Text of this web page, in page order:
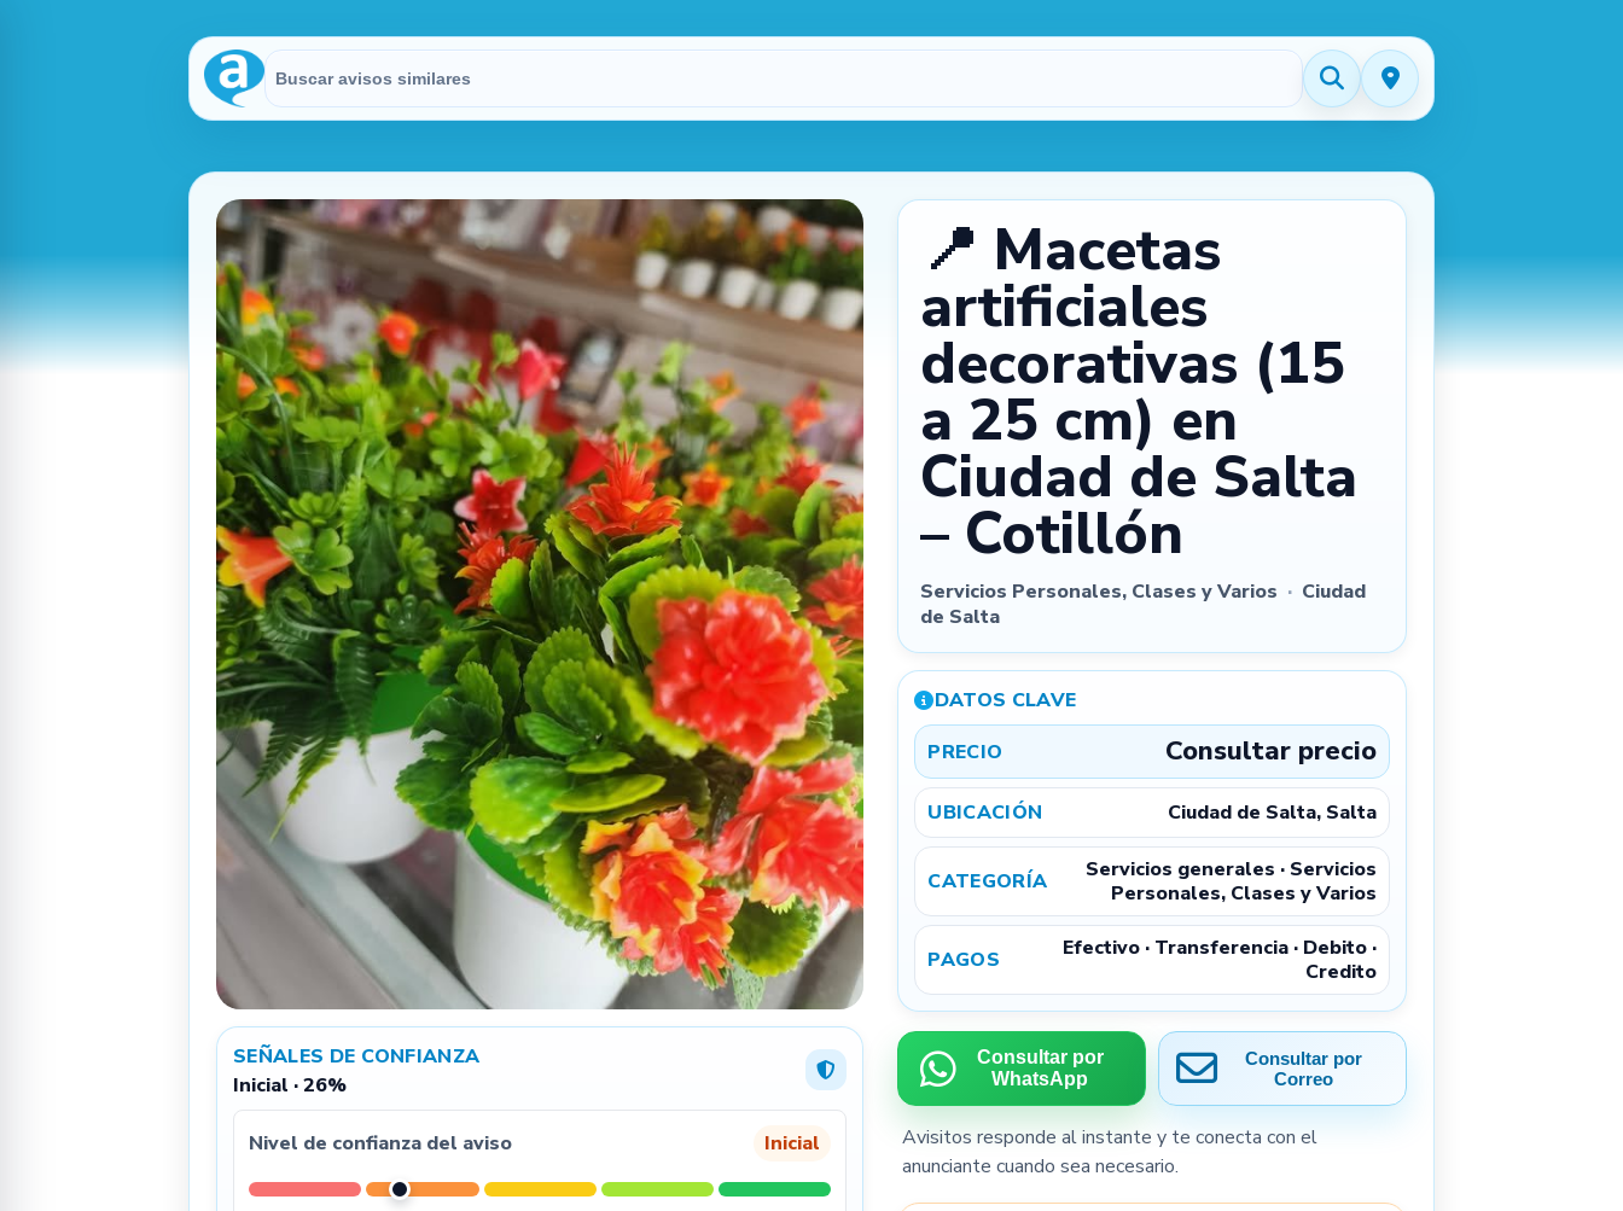
Buscar en Avisitos
SEÑALES DE CONFIANZA
Inicial · 26%
Nivel de confianza del aviso Inicial
📍 Macetas
artificiales
decorativas (15
a 25 cm) en
Ciudad de Salta
– Cotillón
Servicios Personales, Clases y Varios · Ciudad
de Salta
DATOS CLAVE
PRECIO
Consultar precio
UBICACIÓN Ciudad de Salta, Salta
CATEGORÍA
Servicios generales · Servicios
Personales, Clases y Varios
PAGOS
Efectivo · Transferencia · Debito ·
Credito
Consultar por
WhatsApp
Consultar por
Correo
Avisitos responde al instante y te conecta con el
anunciante cuando sea necesario.
Procesando…
2 máx.3
Cámara Galería
Quitar todas
Podés arrastrar las fotospara cambiar el orden. La primera será la
imagen principal.
3
Referencial Exacta
Ubicación aproximada por privacidad
Mostramos tu aviso por provincia y localidad para que
te encuentren cerca, sin exponer una dirección exacta.